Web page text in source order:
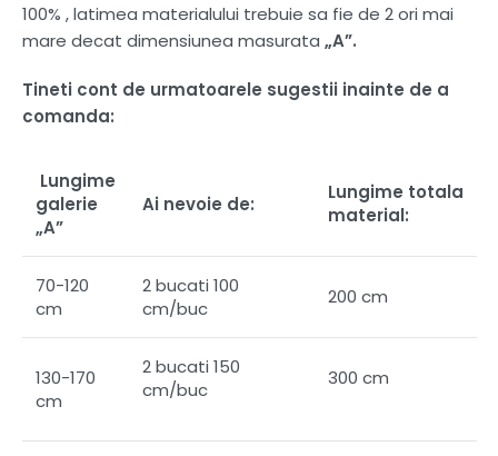
100% , latimea materialului trebuie sa fie de 2 ori mai
mare decat dimensiunea masurata „A”.
Tineti cont de urmatoarele sugestii inainte de a
comanda:
Lungime
galerie
„A”
Ai nevoie de:
Lungime totala
material:
70-120
cm
2 bucati 100
cm/buc
200 cm
130-170
cm
2 bucati 150
cm/buc
300 cm